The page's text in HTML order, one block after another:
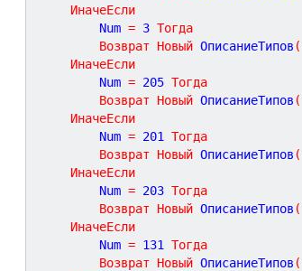
ИначеЕсли
		Num
= 3 Тогда
Возврат
Новый ОписаниеТипов (
ИначеЕсли
		Num
= 205 Тогда
Возврат
Новый ОписаниеТипов (
ИначеЕсли
		Num
= 201
Тогда
Возврат
Новый ОписаниеТипов (
ИначеЕсли
		Num
= 203 Тогда
Возврат
Новый ОписаниеТипов (
ИначеЕсли
		Num
= 131
Тогда
Возврат
Новый ОписаниеТипов (